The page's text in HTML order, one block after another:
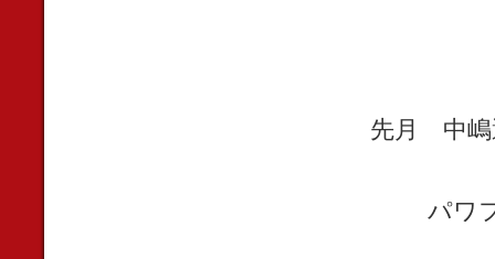
先月 中嶋
パワ